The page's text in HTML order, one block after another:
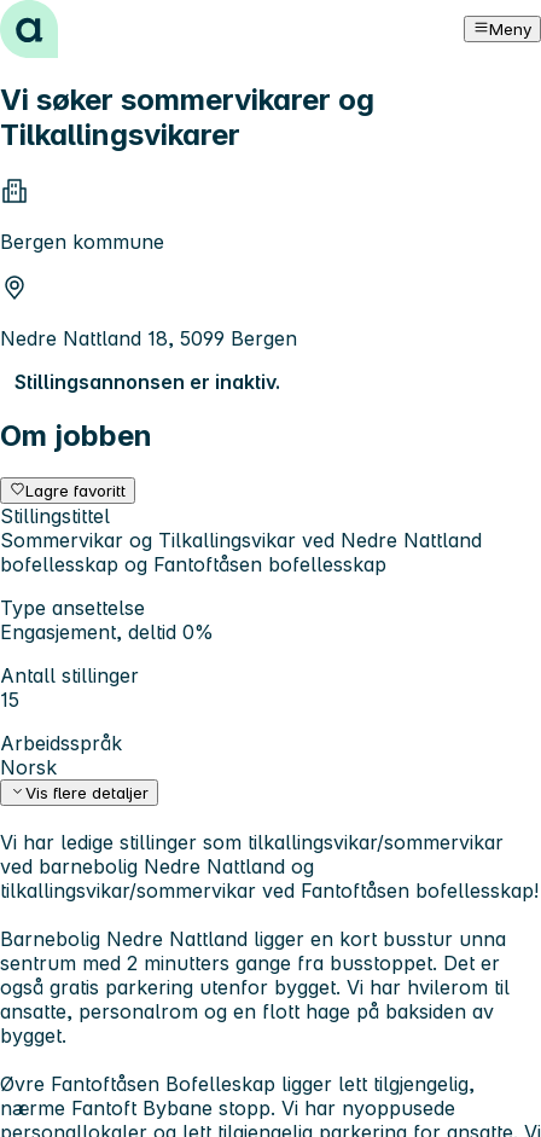
Hopp til innhold Meny
Vi søker sommervikarer og
Tilkallingsvikarer
Bergen kommune
Nedre Nattland 18, 5099 Bergen
Stillingsannonsen er inaktiv.
Om jobben
Lagre favoritt
Stillingstittel
Sommervikar og Tilkallingsvikar ved Nedre Nattland
bofellesskap og Fantoftåsen bofellesskap
Type ansettelse
Engasjement, deltid 0%
Antall stillinger
15
Arbeidsspråk
Norsk
Vis flere detaljer
Vi har ledige stillinger som tilkallingsvikar/sommervikar
ved barnebolig Nedre Nattland og
tilkallingsvikar/sommervikar ved Fantoftåsen bofellesskap!
Barnebolig Nedre Nattland ligger en kort busstur unna
sentrum med 2 minutters gange fra busstoppet. Det er
også gratis parkering utenfor bygget. Vi har hvilerom til
ansatte, personalrom og en flott hage på baksiden av
bygget.
Øvre Fantoftåsen Bofelleskap ligger lett tilgjengelig,
nærme Fantoft Bybane stopp. Vi har nyoppusede